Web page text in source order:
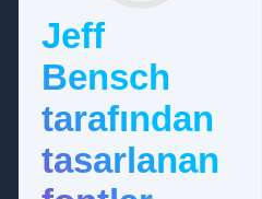
Jeff
Bensch
tarafından
tasarlanan